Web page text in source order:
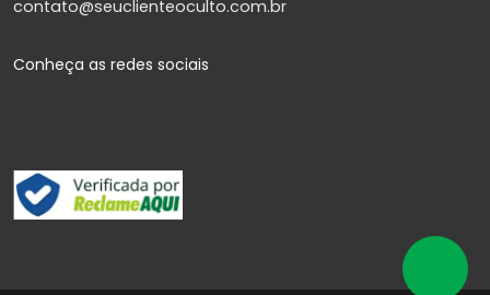
contato@seuclienteoculto.com.br
Conheça as redes sociais